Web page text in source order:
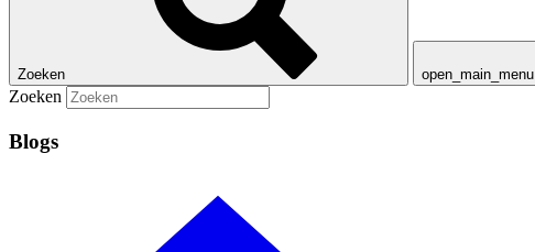
Zoeken open_main_menu
Zoeken
Blogs